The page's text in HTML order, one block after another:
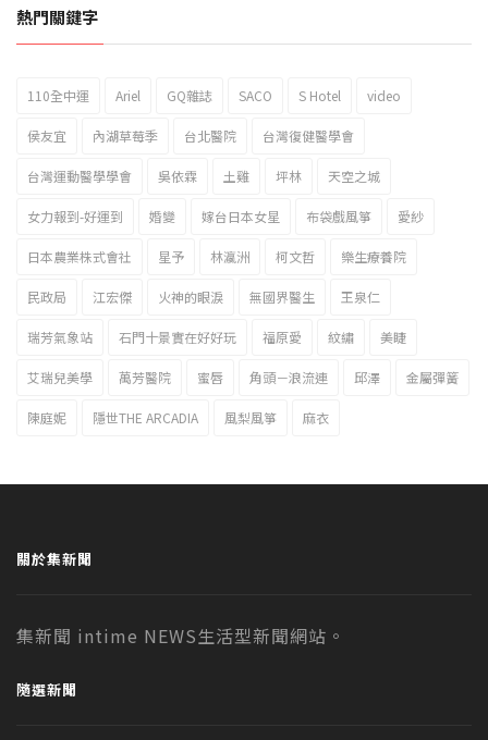
2023新北市北海岸國際風箏節「風在石起」霸氣回歸
熱門關鍵字
110全中運 Ariel GQ雜誌 SACO S Hotel video
侯友宜 內湖草莓季 台北醫院 台灣復健醫學會
台灣運動醫學學會 吳依霖 土雞 坪林 天空之城
女力報到-好運到 婚變 嫁台日本女星 布袋戲風箏 愛紗
日本農業株式會社 星予 林瀛洲 柯文哲 樂生療養院
民政局 江宏傑 火神的眼淚 無國界醫生 王泉仁
瑞芳氣象站 石門十景實在好好玩 福原愛 紋繡 美睫
艾瑞兒美學 萬芳醫院 蜜唇 角頭－浪流連 邱澤 金屬彈簧
陳庭妮 隱世THE ARCADIA 風梨風箏 麻衣
關於集新聞
集新聞 intime NEWS生活型新聞網站。
隨選新聞